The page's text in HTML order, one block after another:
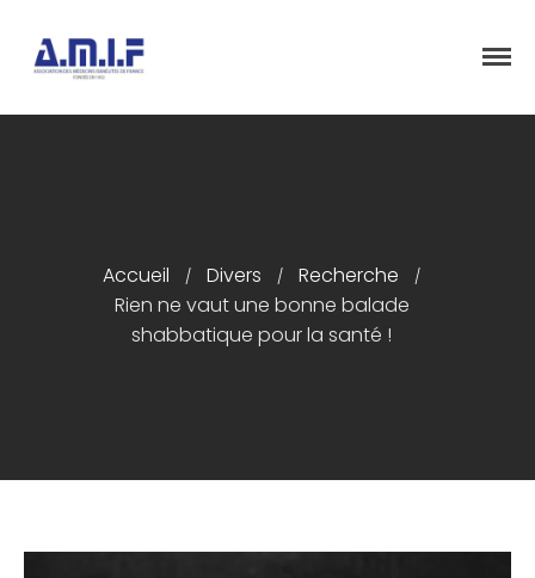
Présentation
Articles
Accueil / Divers / Recherche /
Rien ne vaut une bonne balade
shabbatique pour la santé !